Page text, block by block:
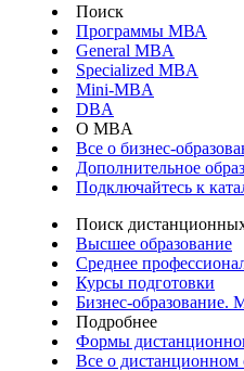
Поиск
Программы МВА
General MBA
Specialized MBA
Mini-MBA
DBA
О MBA
Все о бизнес-
Дополнительное
Подключайтесь к
Поиск
Высшее образование
Среднее
Курсы подготовки
Бизнес-образование.
Подробнее
Формы
Все о дистанционном